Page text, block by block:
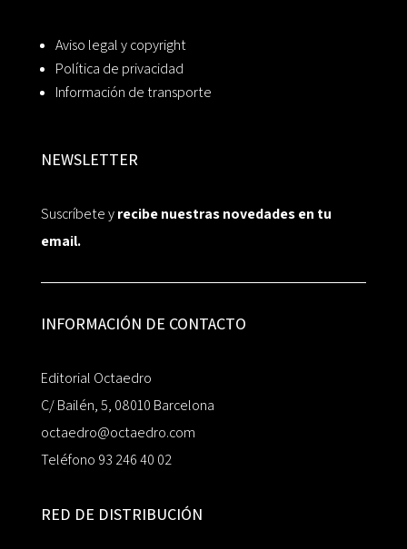
Aviso legal y copyright
Política de privacidad
Información de transporte
NEWSLETTER
Suscríbete yrecibe nuestras novedades en tu
email.
INFORMACIÓN DE CONTACTO
Editorial Octaedro
C/ Bailén, 5, 08010 Barcelona
octaedro@octaedro.com
Teléfono 93 246 40 02
RED DE DISTRIBUCIÓN